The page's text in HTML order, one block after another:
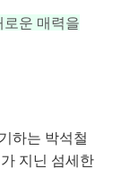
로운 매력을
하는 박석철
지닌 섬세한